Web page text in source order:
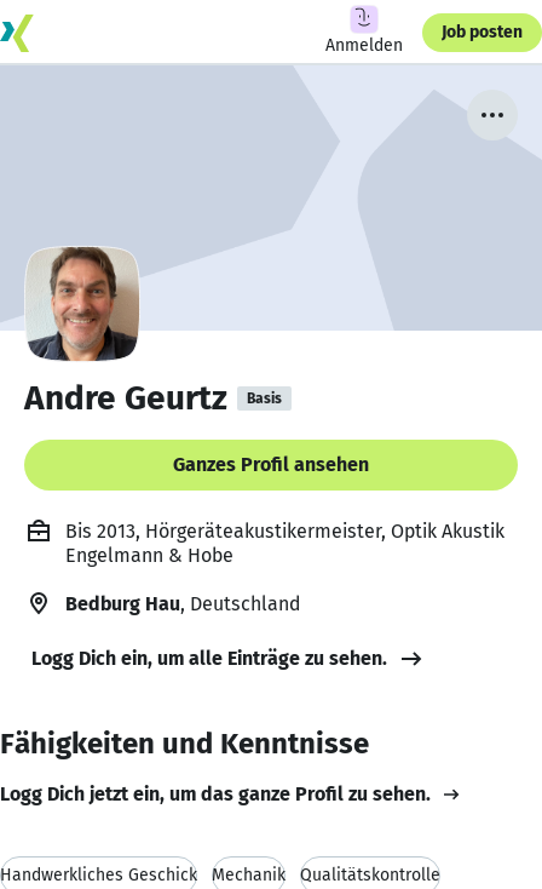
Anmelden
Job posten
Andre Geurtz Basis
Ganzes Profil ansehen
Bis 2013, Hörgeräteakustikermeister, Optik Akustik
Engelmann & Hobe
Bedburg Hau, Deutschland
Logg Dich ein, um alle Einträge zu sehen.
Fähigkeiten und Kenntnisse
Logg Dich jetzt ein, um das ganze Profil zu sehen.
Handwerkliches Geschick Mechanik Qualitätskontrolle